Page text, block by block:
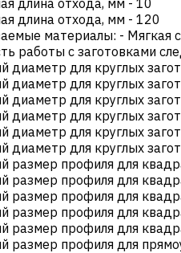
длина отхода, мм - 120
материалы: - Мягкая
работы с заготовками
диаметр для круглых
диаметр для круглых
диаметр для круглых
диаметр для круглых
диаметр для круглых
диаметр для круглых
размер профиля для
размер профиля для
размер профиля для
размер профиля для
размер профиля для
размер профиля для